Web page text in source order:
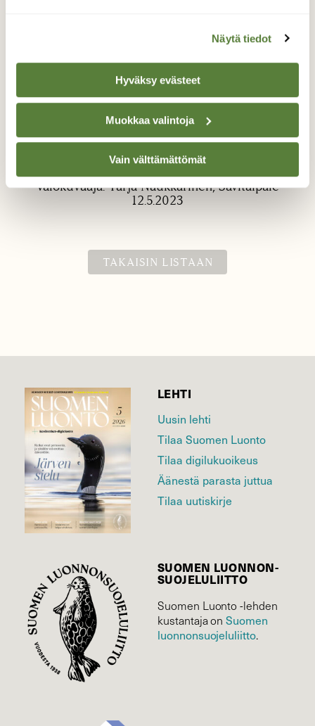
Näytä tiedot
Hyväksy evästeet
Muokkaa valintoja
Vain välttämättömät
Sitruunaperhonen
Sitruunaperhonen pajun kukinnolla.
Valokuvaaja: Tarja Naukkarinen, Savitaipale
12.5.2023
TAKAISIN LISTAAN
LEHTI
Uusin lehti
Tilaa Suomen Luonto
Tilaa digilukuoikeus
Äänestä parasta juttua
Tilaa uutiskirje
SUOMEN LUONNON­
SUOJELU­LIITTO
Suomen Luonto -lehden
kustantaja onSuomen
luonnonsuojelu­liitto.